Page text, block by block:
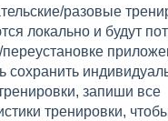
разовые
локально и будут
сохранить
запиши все
тренировки,